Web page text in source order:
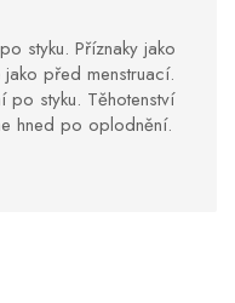
styku. Příznaky jako
před menstruací.
po styku. Těhotenství
hned po oplodnění.